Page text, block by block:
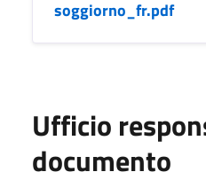
soggiorno_fr.pdf
Ufficio
documento